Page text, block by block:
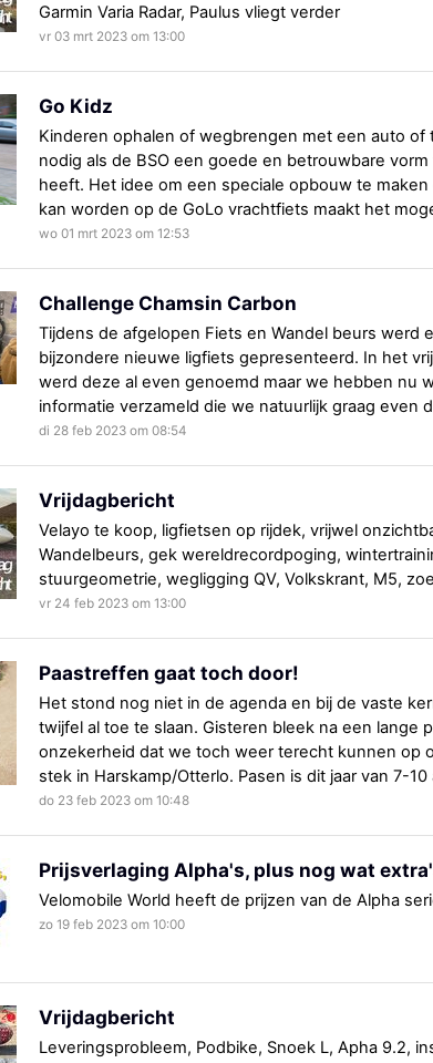
Garmin Varia Radar, Paulus vliegt verder
vr 03 mrt 2023 om 13:00
Go Kidz
Kinderen ophalen of wegbrengen met een auto of
nodig als de BSO een goede en betrouwbare
heeft. Het idee om een speciale opbouw te
kan worden op de GoLo vrachtfiets maakt het
wo 01 mrt 2023 om 12:53
Challenge Chamsin Carbon
Tijdens de afgelopen Fiets en Wandel beurs werd
bijzondere nieuwe ligfiets gepresenteerd. In het
werd deze al even genoemd maar we hebben nu
informatie verzameld die we natuurlijk graag even
di 28 feb 2023 om 08:54
Vrijdagbericht
Velayo te koop, ligfietsen op rijdek, vrijwel
Wandelbeurs, gek wereldrecordpoging,
stuurgeometrie, wegligging QV, Volkskrant, M5,
vr 24 feb 2023 om 13:00
Paastreffen gaat toch door!
Het stond nog niet in de agenda en bij de vaste
twijfel al toe te slaan. Gisteren bleek na een lange
onzekerheid dat we toch weer terecht kunnen op
stek in Harskamp/Otterlo. Pasen is dit jaar van 7-10
do 23 feb 2023 om 10:48
Prijsverlaging Alpha's, plus nog wat
Velomobile World heeft de prijzen van de Alpha
zo 19 feb 2023 om 10:00
Vrijdagbericht
Leveringsprobleem, Podbike, Snoek L, Apha 9.2,